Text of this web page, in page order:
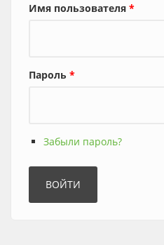
Имя пользователя *
Пароль *
Забыли пароль?